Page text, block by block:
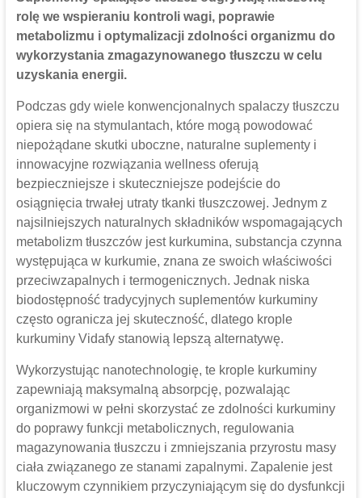
rolę we wspieraniu kontroli wagi, poprawie
metabolizmu i optymalizacji zdolności organizmu do
wykorzystania zmagazynowanego tłuszczu w celu
uzyskania energii.
Podczas gdy wiele konwencjonalnych spalaczy tłuszczu
opiera się na stymulantach, które mogą powodować
niepożądane skutki uboczne, naturalne suplementy i
innowacyjne rozwiązania wellness oferują
bezpieczniejsze i skuteczniejsze podejście do
osiągnięcia trwałej utraty tkanki tłuszczowej. Jednym z
najsilniejszych naturalnych składników wspomagających
metabolizm tłuszczów jest kurkumina, substancja czynna
występująca w kurkumie, znana ze swoich właściwości
przeciwzapalnych i termogenicznych. Jednak niska
biodostępność tradycyjnych suplementów kurkuminy
często ogranicza jej skuteczność, dlatego krople
kurkuminy Vidafy stanowią lepszą alternatywę.
Wykorzystując nanotechnologię, te krople kurkuminy
zapewniają maksymalną absorpcję, pozwalając
organizmowi w pełni skorzystać ze zdolności kurkuminy
do poprawy funkcji metabolicznych, regulowania
magazynowania tłuszczu i zmniejszania przyrostu masy
ciała związanego ze stanami zapalnymi. Zapalenie jest
kluczowym czynnikiem przyczyniającym się do dysfunkcji